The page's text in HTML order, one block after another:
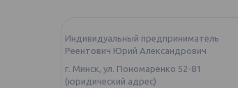
Индивидуальный предприниматель
Реентович Юрий Александрович
г. Минск, ул. Пономаренко 52-81
(юридический адрес)